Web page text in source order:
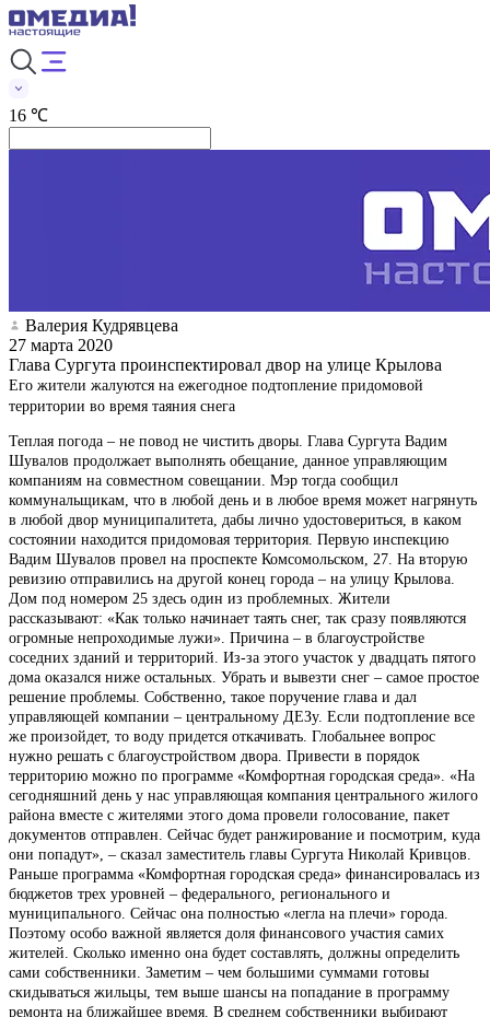
16 ℃
Валерия Кудрявцева
27 марта 2020
Глава Сургута проинспектировал двор на улице Крылова
Его жители жалуются на ежегодное подтопление придомовой
территории во время таяния снега
Теплая погода – не повод не чистить дворы. Глава Сургута Вадим
Шувалов продолжает выполнять обещание, данное управляющим
компаниям на совместном совещании. Мэр тогда сообщил
коммунальщикам, что в любой день и в любое время может нагрянуть
в любой двор муниципалитета, дабы лично удостовериться, в каком
состоянии находится придомовая территория. Первую инспекцию
Вадим Шувалов провел на проспекте Комсомольском, 27. На вторую
ревизию отправились на другой конец города – на улицу Крылова.
Дом под номером 25 здесь один из проблемных. Жители
рассказывают: «Как только начинает таять снег, так сразу появляются
огромные непроходимые лужи». Причина – в благоустройстве
соседних зданий и территорий. Из-за этого участок у двадцать пятого
дома оказался ниже остальных. Убрать и вывезти снег – самое простое
решение проблемы. Собственно, такое поручение глава и дал
управляющей компании – центральному ДЕЗу. Если подтопление все
же произойдет, то воду придется откачивать. Глобальнее вопрос
нужно решать с благоустройством двора. Привести в порядок
территорию можно по программе «Комфортная городская среда». «На
сегодняшний день у нас управляющая компания центрального жилого
района вместе с жителями этого дома провели голосование, пакет
документов отправлен. Сейчас будет ранжирование и посмотрим, куда
они попадут», – сказал заместитель главы Сургута Николай Кривцов.
Раньше программа «Комфортная городская среда» финансировалась из
бюджетов трех уровней – федерального, регионального и
муниципального. Сейчас она полностью «легла на плечи» города.
Поэтому особо важной является доля финансового участия самих
жителей. Сколько именно она будет составлять, должны определить
сами собственники. Заметим – чем большими суммами готовы
скидываться жильцы, тем выше шансы на попадание в программу
ремонта на ближайшее время. В среднем собственники выбирают